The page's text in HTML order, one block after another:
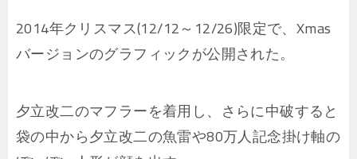
2014年クリスマス(12/12～12/26)限定で、Xmas
バージョンのグラフィックが公開された。
夕立改二のマフラーを着用し、さらに中破すると
袋の中から夕立改二の魚雷や80万人記念掛け軸の